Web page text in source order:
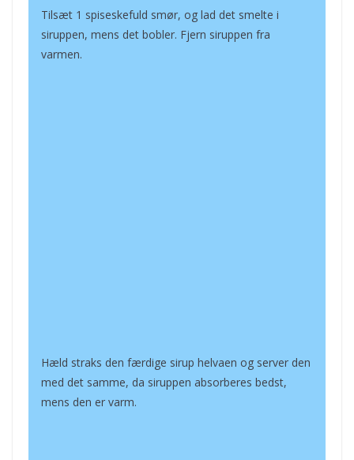
Tilsæt 1 spiseskefuld smør, og lad det smelte i
siruppen, mens det bobler. Fjern siruppen fra
varmen.
Hæld straks den færdige sirup helvaen og server den
med det samme, da siruppen absorberes bedst,
mens den er varm.